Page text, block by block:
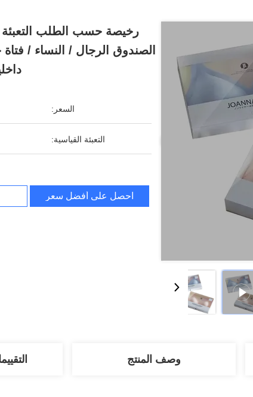
رخيصة حسب الطلب التعبئة
الصندوق الرجال / النساء /
السعر:
التعبئة القياسية:
احصل على أفضل سعر
وصف المنتج